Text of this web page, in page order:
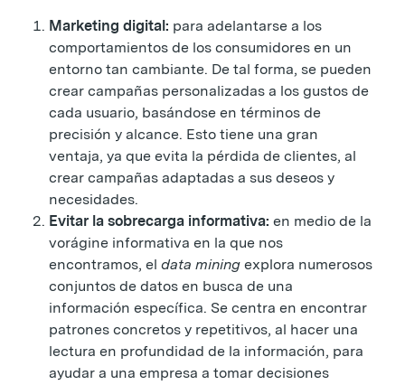
Marketing digital: para adelantarse a los
comportamientos de los consumidores en un
entorno tan cambiante. De tal forma, se pueden
crear campañas personalizadas a los gustos de
cada usuario, basándose en términos de
precisión y alcance. Esto tiene una gran
ventaja, ya que evita la pérdida de clientes, al
crear campañas adaptadas a sus deseos y
necesidades.
Evitar la sobrecarga informativa: en medio de la
vorágine informativa en la que nos
encontramos, el data mining explora numerosos
conjuntos de datos en busca de una
información específica. Se centra en encontrar
patrones concretos y repetitivos, al hacer una
lectura en profundidad de la información, para
ayudar a una empresa a tomar decisiones